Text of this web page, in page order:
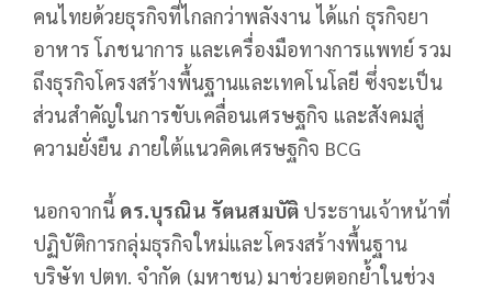
คนไทยด้วยธุรกิจที่ไกลกว่าพลังงาน ได้แก่ ธุรกิจยา
อาหาร โภชนาการ และเครื่องมือทางการแพทย์ รวม
ถึงธุรกิจโครงสร้างพื้นฐานและเทคโนโลยี ซึ่งจะเป็น
ส่วนสำคัญในการขับเคลื่อนเศรษฐกิจ และสังคมสู่
ความยั่งยืน ภายใต้แนวคิดเศรษฐกิจ BCG
นอกจากนี้ ดร.บุรณิน รัตนสมบัติ ประธานเจ้าหน้าที่
ปฏิบัติการกลุ่มธุรกิจใหม่และโครงสร้างพื้นฐาน
บริษัท ปตท. จำกัด (มหาชน) มาช่วยตอกย้ำในช่วง